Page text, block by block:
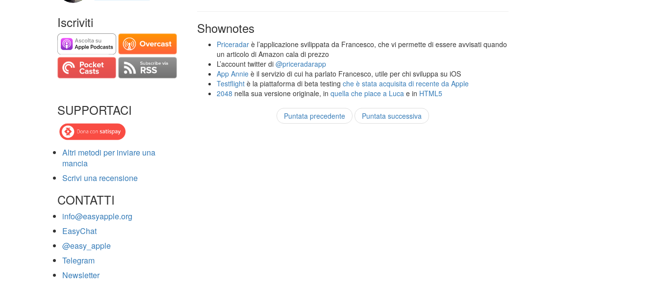
Iscriviti
SUPPORTACI
Altri metodi per inviare una
mancia
Scrivi una recensione
CONTATTI
info@easyapple.org
EasyChat
@easy_apple
Telegram
Newsletter
Shownotes
Priceradar è l’applicazione svilippata da Francesco, che vi permette di essere avvisati quando
un articolo di Amazon cala di prezzo
L’account twitter di @priceradarapp
App Annie è il servizio di cui ha parlato Francesco, utile per chi sviluppa su iOS
Testflight è la piattaforma di beta testing che è stata acquisita di recente da Apple
2048 nella sua versione originale, in quella che piace a Luca e in HTML5
Puntata precedente Puntata successiva